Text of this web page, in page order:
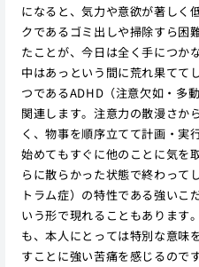
になると、気力や意欲が著しく
クであるゴミ出しや掃除すら困
たことが、今日は全く手につか
中はあっという間に荒れ果てて
つであるADHD（注意欠如・多
関連します。注意力の散漫さか
く、物事を順序立てて計画・実
始めてもすぐに他のことに気を
らに散らかった状態で終わって
トラム症）の特性である強いこ
いう形で現れることもあります
も、本人にとっては特別な意味
すことに強い苦痛を感じるので